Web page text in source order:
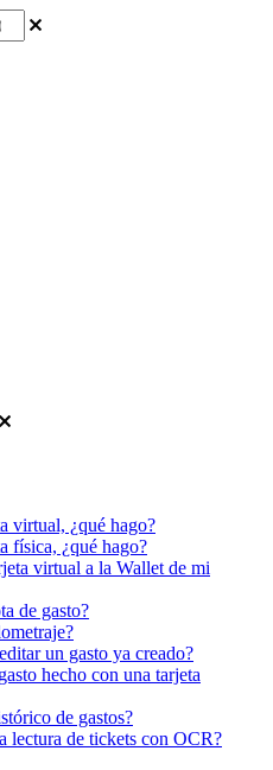
virtual, ¿qué hago?
física, ¿qué hago?
virtual a la Wallet de mi
de gasto?
un gasto ya creado?
hecho con una tarjeta
de gastos?
lectura de tickets con OCR?